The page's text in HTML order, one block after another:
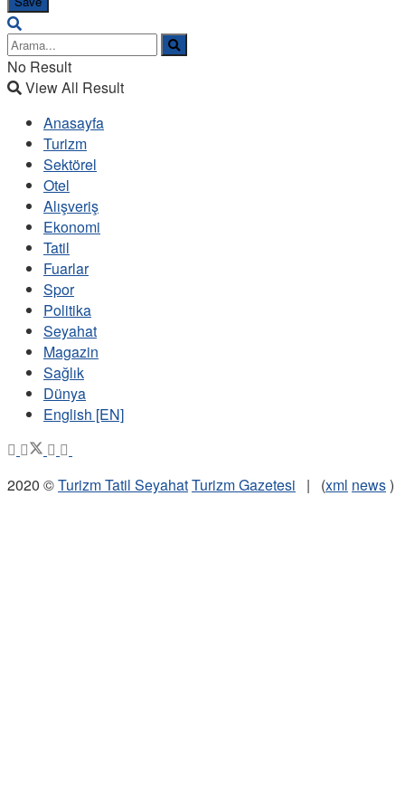
No Result
View All Result
Anasayfa
Turizm
Sektörel
Otel
Alışveriş
Ekonomi
Tatil
Fuarlar
Spor
Politika
Seyahat
Magazin
Sağlık
Dünya
English [EN]
2020 ©Turizm Tatil SeyahatTurizm Gazetesi | (xml news)